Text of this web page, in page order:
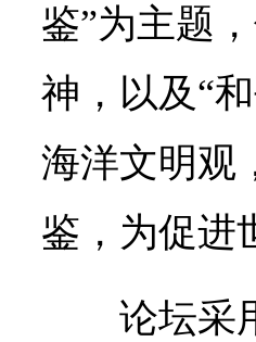
鉴”为主题
神，以及“
海洋文明观
鉴，为促进
论坛采